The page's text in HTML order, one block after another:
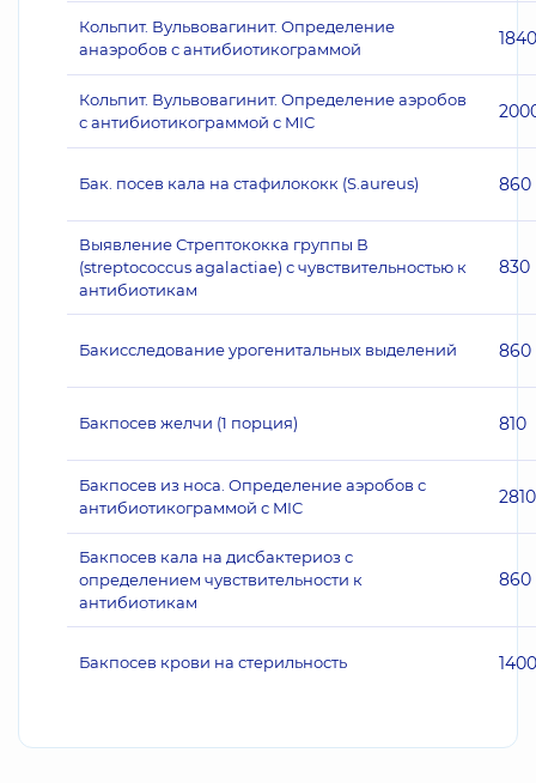
Кольпит. Вульвовагинит. Определение
анаэробов с антибиотикограммой
1840
Кольпит. Вульвовагинит. Определение аэробов
с антибиотикограммой с MIC
Бак. посев кала на стафилококк (S.aureus) 860
Выявление Стрептококка группы В
(streptococcus agalactiae) с чувствительностью к
антибиотикам
830
Бакисследование урогенитальных выделений 860
Бакпосев желчи (1 порция) 810
Бакпосев из носа. Определение аэробов с
антибиотикограммой с MIC
2810
Бакпосев кала на дисбактериоз с
определением чувствительности к
антибиотикам
860
Бакпосев крови на стерильность 1400